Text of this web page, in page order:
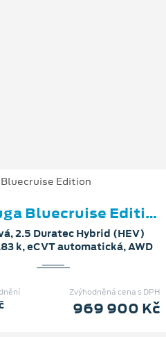
Ford Kuga Bluecruise Edition
2.5 Duratec Hybrid (HEV)
k, eCVT automatická, AWD
Zvýhodněná cena s DPH
969 900 Kč